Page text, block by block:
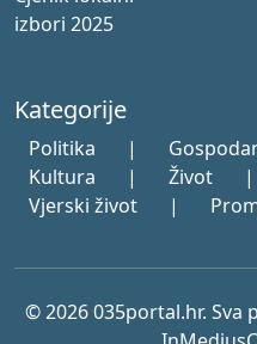
izbori 2025
Kategorije
Politika |
Kultura
| Život |
Vjerski život
|
© 2026 035portal.hr. Sva